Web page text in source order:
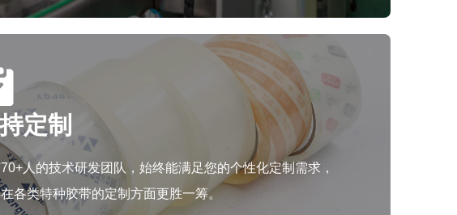
定制
人的技术研发团队，始终能满足您的个性化定制需求，
各类特种胶带的定制方面更胜一筹。